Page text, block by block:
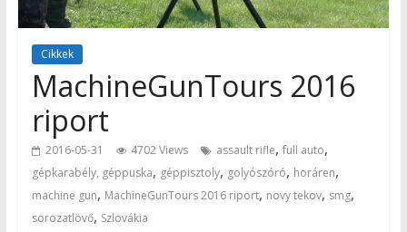
Cikkek
MachineGunTours 2016
riport
2016-05-31 4702 Views assault rifle, full auto,
gépkarabély, géppuska, géppisztoly, golyószóró, horáren,
machine gun, MachineGunTours 2016 riport, novy tekov, smg,
sorozatlövő, Szlovákia